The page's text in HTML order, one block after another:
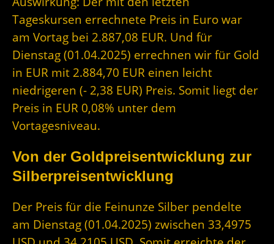
Tageskursen errechnete Preis in Euro war
am Vortag bei 2.887,08 EUR. Und für
Dienstag (01.04.2025) errechnen wir für Gold
in EUR mit 2.884,70 EUR einen leicht
niedrigeren (- 2,38 EUR) Preis. Somit liegt der
Preis in EUR 0,08% unter dem
Vortagesniveau.
Von der Goldpreisentwicklung zur
Silberpreisentwicklung
Der Preis für die Feinunze Silber pendelte
am Dienstag (01.04.2025) zwischen 33,4975